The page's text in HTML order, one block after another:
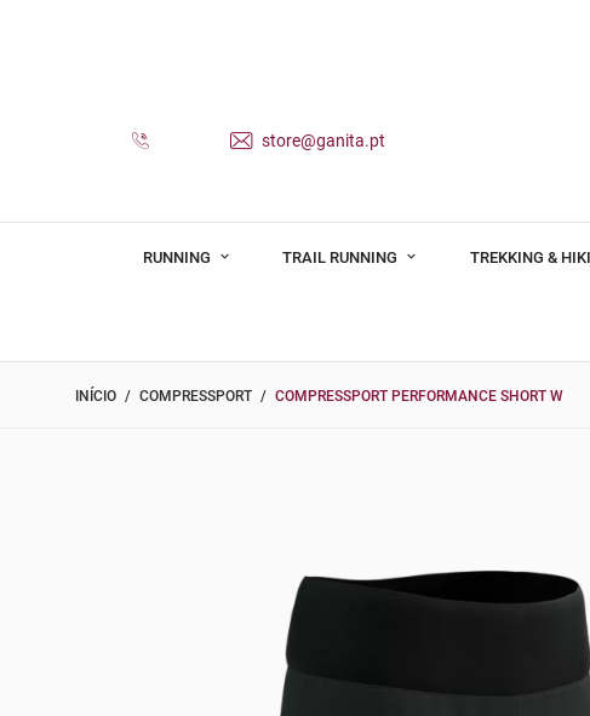
store@ganita.pt
RUNNING TRAIL RUNNING TREKKING &
INÍCIO COMPRESSPORT COMPRESSPORT PERFORMANCE SHORT W